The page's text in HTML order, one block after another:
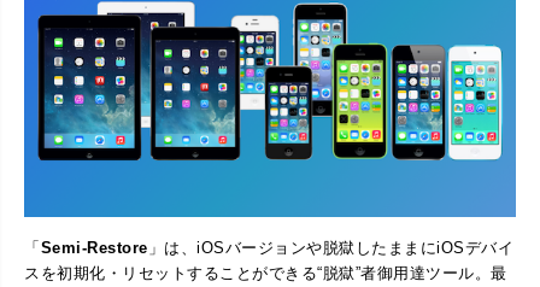
「Semi-Restore 」は、iOSバージョンや脱獄したままにiOSデバイ
スを初期化・リセットすることができる“脱獄”者御用達ツール。最